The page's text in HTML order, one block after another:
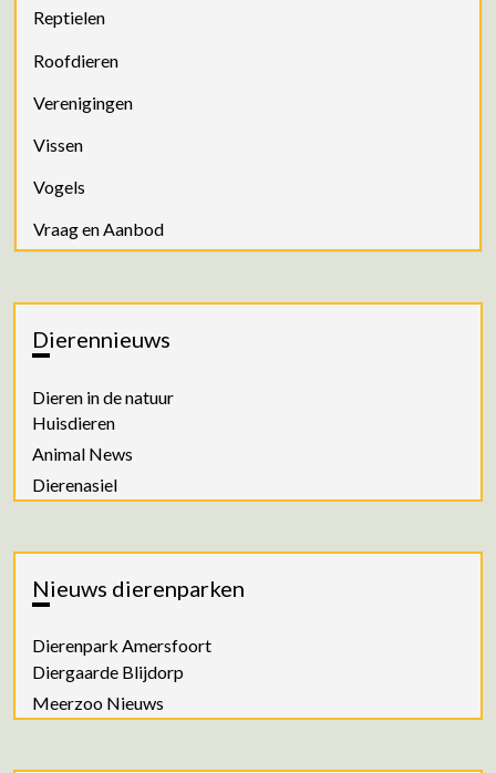
Reptielen
Roofdieren
Verenigingen
Vissen
Vogels
Vraag en Aanbod
Dierennieuws
Dieren in de natuur
Huisdieren
Animal News
Dierenasiel
Nieuws dierenparken
Dierenpark Amersfoort
Diergaarde Blijdorp
Meerzoo Nieuws